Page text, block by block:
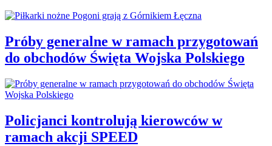
Próby generalne w ramach przygotowań
do obchodów Święta Wojska Polskiego
Policjanci kontrolują kierowców w
ramach akcji SPEED